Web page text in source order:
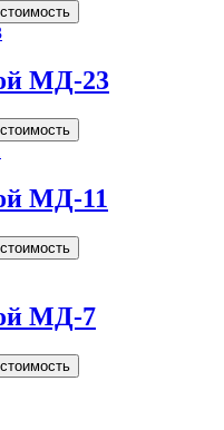
МД-23
МД-11
МД-7